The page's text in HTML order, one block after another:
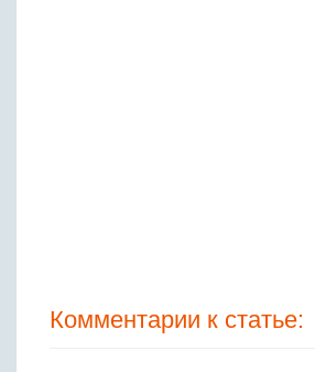
Комментарии к статье: